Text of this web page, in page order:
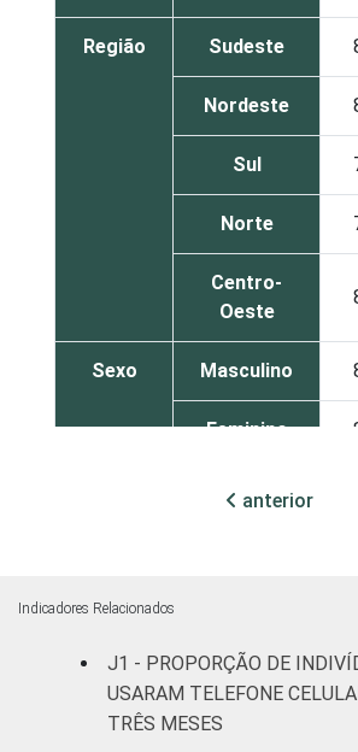
Região Sudeste
Nordeste
Sul
Norte
Centro-
Oeste
Sexo Masculino
Feminino
Analfabeto /
Médio
Superior
anterior
Indicadores Relacionados
J1 - PROPORÇÃO DE
USARAM TELEFONE
TRÊS MESES